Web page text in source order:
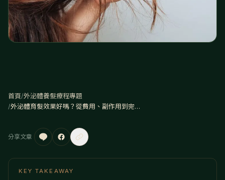
首頁/外泌體養髮療程專題
/
外泌體育髮效果好嗎？從費用、副作用到完整療程步驟，一篇看懂不走冤枉路！
分享文章
KEY TAKEAWAY